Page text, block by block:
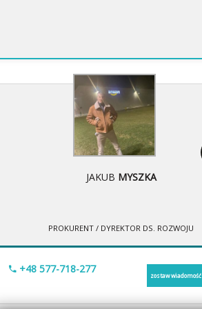
JAKUB MYSZKA
PROKURENT / DYREKTOR DS. ROZWOJU
+48 577-718-277
zostaw wiadomość